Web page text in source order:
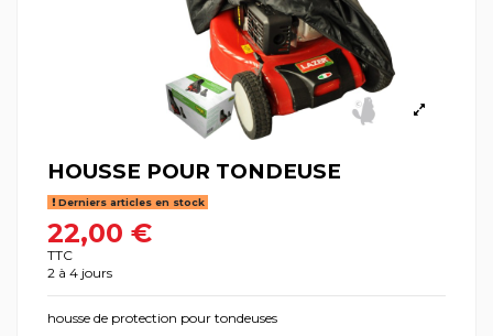
HOUSSE POUR TONDEUSE
Derniers articles en stock
22,00 €
TTC
2 à 4 jours
housse de protection pour tondeuses